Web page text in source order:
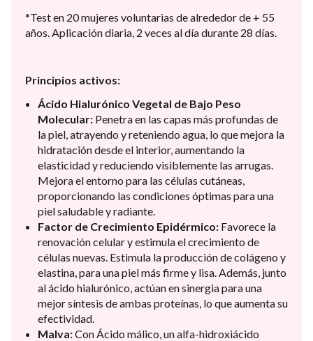
*Test en 20 mujeres voluntarias de alrededor de + 55
años. Aplicación diaria, 2 veces al día durante 28 días.
Principios activos:
Ácido Hialurónico Vegetal de Bajo Peso
Molecular: Penetra en las capas más profundas de
la piel, atrayendo y reteniendo agua, lo que mejora la
hidratación desde el interior, aumentando la
elasticidad y reduciendo visiblemente las arrugas.
Mejora el entorno para las células cutáneas,
proporcionando las condiciones óptimas para una
piel saludable y radiante.
Factor de Crecimiento Epidérmico: Favorece la
renovación celular y estimula el crecimiento de
células nuevas. Estimula la producción de colágeno y
elastina, para una piel más firme y lisa. Además, junto
al ácido hialurónico, actúan en sinergia para una
mejor síntesis de ambas proteínas, lo que aumenta su
efectividad.
Malva:Con Ácido málico, un alfa-hidroxiácido